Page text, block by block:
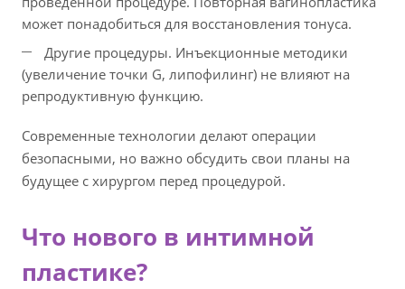
может понадобиться для восстановления тонуса.
Другие процедуры. Инъекционные методики
(увеличение точки G, липофилинг) не влияют на
репродуктивную функцию.
Современные технологии делают операции
безопасными, но важно обсудить свои планы на
будущее с хирургом перед процедурой.
Что нового в интимной
пластике?